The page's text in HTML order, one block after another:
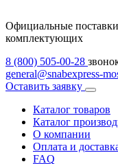
Официальные
комплектующих
8 (800) 505-00-28
general@snabexpress-
Оставить заявку
Каталог товаров
Каталог
О компании
Оплата и
FAQ